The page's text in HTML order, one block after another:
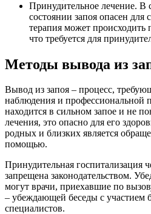
Принудительное лечение. В
состоянии запоя опасен
терапия может происходить
что требуется для
Методы вывода из
Вывод из запоя – процесс,
наблюдения и профессиональной
находится в сильном запое и не
лечения, это опасно для его
родных и близких является
помощью.
Принудительная госпитализация
запрещена законодательством.
могут врачи, приехавшие по
– убеждающей беседы с участием
специалистов.